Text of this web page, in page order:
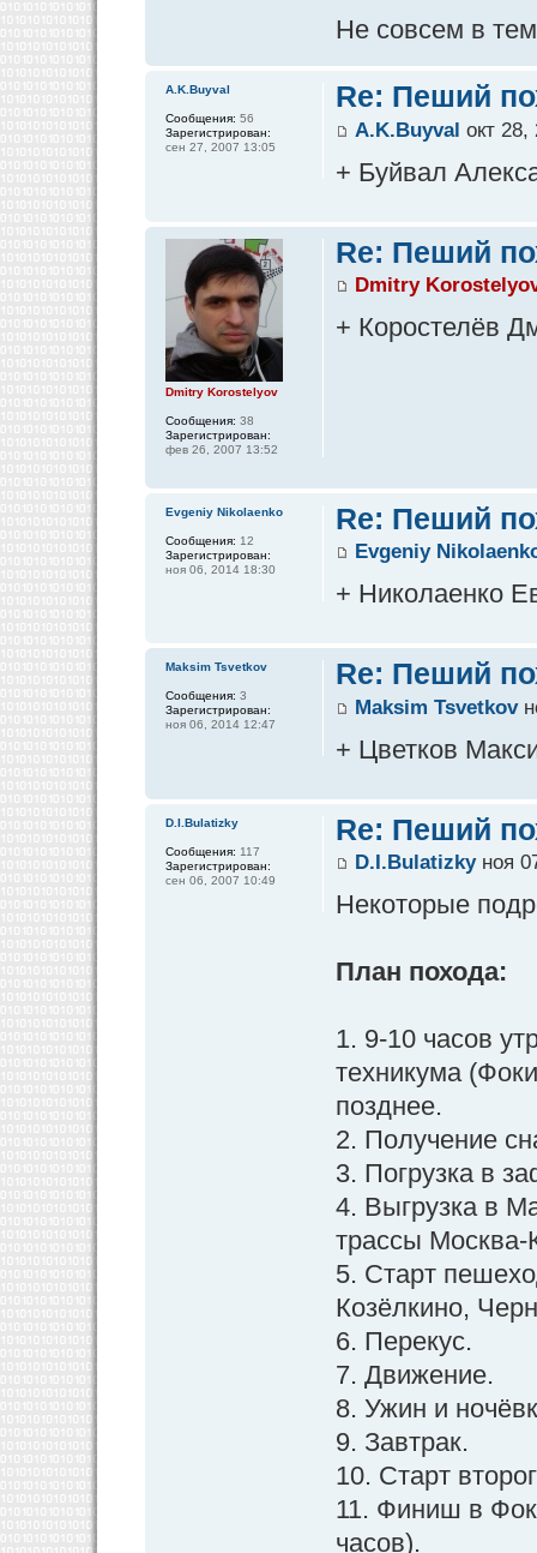
Не совсем в
Re: Пеший
A.K.Buyval окт 28,
+ Буйвал
A.K.Buyval
Сообщения: 56
Зарегистрирован:
сен 27, 2007 13:05
Re: Пеший
Dmitry
+ Коростелёв
Dmitry Korostelyov
Сообщения: 38
Зарегистрирован:
фев 26, 2007 13:52
Re: Пеший
Evgeniy
+ Николаенко
Evgeniy Nikolaenko
Сообщения: 12
Зарегистрирован:
ноя 06, 2014 18:30
Re: Пеший
Maksim Tsvetkov
+ Цветков
Maksim Tsvetkov
Сообщения: 3
Зарегистрирован:
ноя 06, 2014 12:47
Re: Пеший
D.I.Bulatizkyноя
Некоторые
План похода:
1. 9-10 часов
техникума
позднее.
2. Получение
3. Погрузка в
4. Выгрузка в
трассы Москва-
5. Старт
Козёлкино,
6. Перекус.
7. Движение.
8. Ужин и
9. Завтрак.
10. Старт
11. Финиш в
часов).
D.I.Bulatizky
Сообщения: 117
Зарегистрирован:
сен 06, 2007 10:49